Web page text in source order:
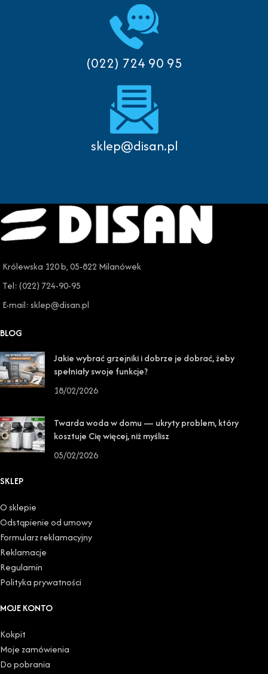
(022) 724 90 95
sklep@disan.pl
Królewska 120 b, 05-822 Milanówek
Tel: (022) 724-90-95
E-mail: sklep@disan.pl
BLOG
Jakie wybrać grzejniki i dobrze je dobrać, żeby
spełniały swoje funkcje?
18/02/2026
Twarda woda w domu — ukryty problem, który
kosztuje Cię więcej, niż myślisz
05/02/2026
SKLEP
O sklepie
Odstąpienie od umowy
Formularz reklamacyjny
Reklamacje
Regulamin
Polityka prywatności
MOJE KONTO
Kokpit
Moje zamówienia
Do pobrania